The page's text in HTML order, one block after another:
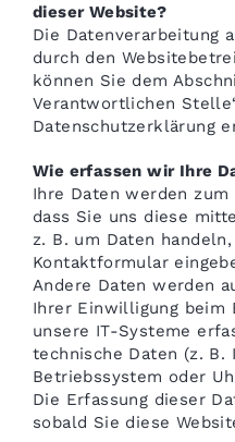
dieser Website?
Die Datenverarbeitung
durch den
können Sie dem
Verantwortlichen
Datenschutzerklärung
Wie erfassen wir Ihre
Ihre Daten werden
dass Sie uns diese
z. B. um Daten
Kontaktformular
Andere Daten werden
Ihrer Einwilligung beim
unsere IT-Systeme
technische Daten (z. B.
Betriebssystem oder
Die Erfassung dieser
sobald Sie diese